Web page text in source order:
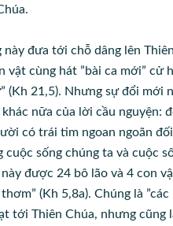
đưa tới chỗ dâng lên
vật cùng hát ”bài ca mới”
(Kh 21,5). Nhưng sự đổi mới
nữa của lời cầu nguyện:
có trái tim ngoan ngoãn
cuộc sống chúng ta và cuộc
được 24 bô lão và 4 con
(Kh 5,8a). Chúng là
tới Thiên Chúa, nhưng cũng